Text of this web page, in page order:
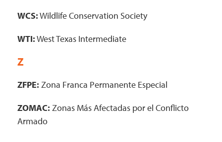
WCS:Wildlife Conservation Society
WTI:West Texas Intermediate
Z
ZFPE: Zona Franca Permanente Especial
ZOMAC: Zonas Más Afectadas por el Conflicto
Armado